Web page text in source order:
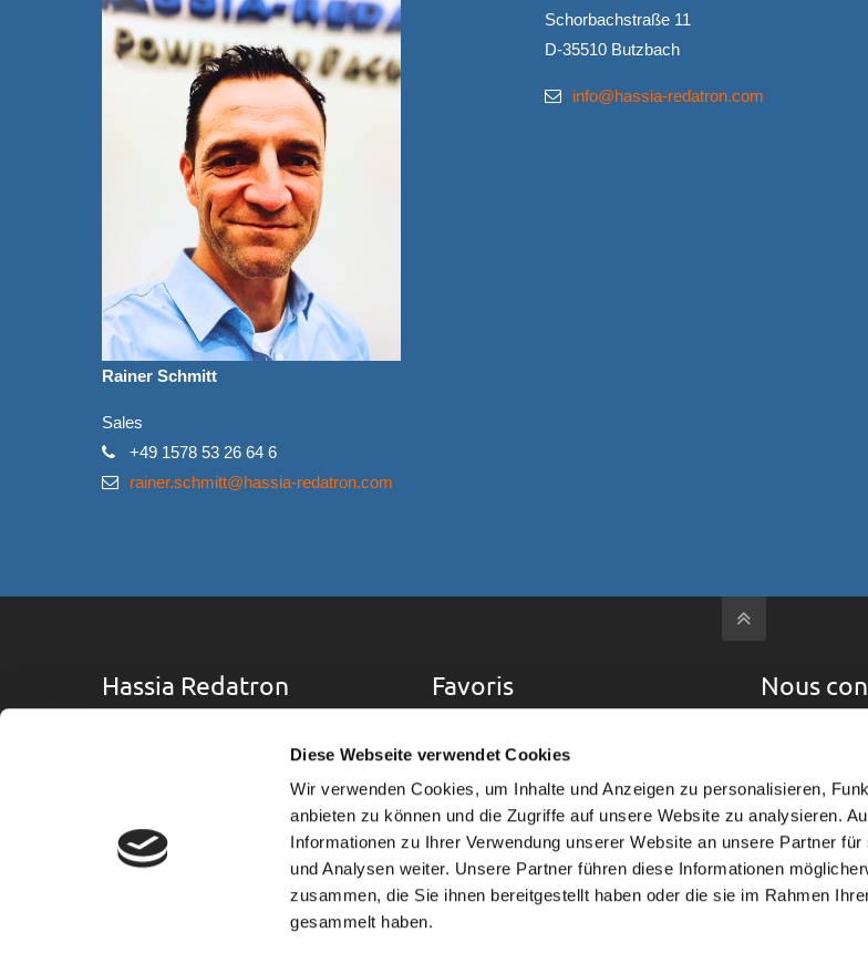
Diese Webseite verwendet Cookies
Wir verwenden Cookies, um Inhalte und Anzeigen zu personalisieren,
anbieten zu können und die Zugriffe auf unsere Website zu analysieren.
Informationen zu Ihrer Verwendung unserer Website an unsere Partner
und Analysen weiter. Unsere Partner führen diese Informationen
zusammen, die Sie ihnen bereitgestellt haben oder die sie im Rahmen
gesammelt haben.
Rainer Schmitt
Sales
+49 1578 53 26 64 6
rainer.schmitt@hassia-redatron.com
Schorbachstraße 11
D-35510 Butzbach
info@hassia-redatron.com
Hassia Redatron
se distingue chez HASSIA-REDATRON
pour les meilleures performances en
termes de rendement, de qualité et de
service.
Favoris
Caractéristiques du produit
Secteurs
Dispositifs d’emballages
Nous
D-35510